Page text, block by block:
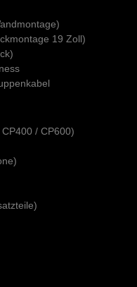
19 Zoll)
/ CP600)